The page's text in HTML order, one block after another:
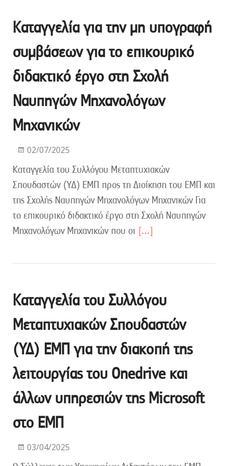
Καταγγελία για την μη υπογραφή
συμβάσεων για το επικουρικό
διδακτικό έργο στη Σχολή
Ναυπηγών Μηχανολόγων
Μηχανικών
02/07/2025
Καταγγελία του Συλλόγου Μεταπτυχιακών
Σπουδαστών (ΥΔ) ΕΜΠ προς τη Διοίκηση του ΕΜΠ και
της Σχολής Ναυπηγών Μηχανολόγων Μηχανικών Για
το επικουρικό διδακτικό έργο στη Σχολή Ναυπηγών
Μηχανολόγων Μηχανικών που οι […]
Καταγγελία του Συλλόγου
Μεταπτυχιακών Σπουδαστών
(ΥΔ) ΕΜΠ για την διακοπή της
λειτουργίας του Onedrive και
άλλων υπηρεσιών της Microsoft
στο ΕΜΠ
03/04/2025